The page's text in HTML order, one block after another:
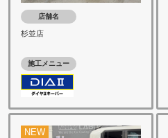
店舗名
杉並店
施工メニュー
NEW